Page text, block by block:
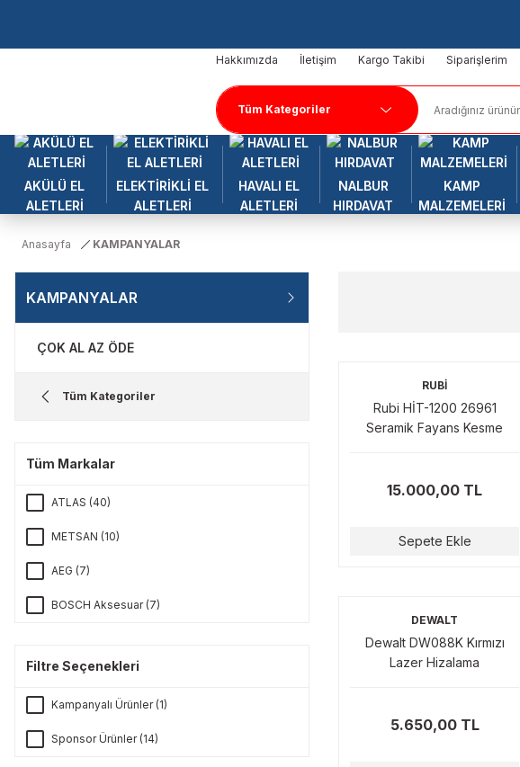
Hakkımızda İletişim Kargo Takibi Siparişlerim
AKÜLÜ EL
ALETLERİ
ELEKTİRİKLİ EL
ALETLERİ
HAVALI EL
ALETLERİ
NALBUR
HIRDAVAT
KAMP
MALZEMELERİ
Anasayfa KAMPANYALAR
KAMPANYALAR
ÇOK AL AZ ÖDE
Tüm Kategoriler
Tüm Markalar
ATLAS (40)
METSAN (10)
AEG (7)
BOSCH Aksesuar (7)
DEWALT (3)
RUBİ (2)
BOSCH MAKİNA (1)
Filtre Seçenekleri
Kampanyalı Ürünler (1)
Sponsor Ürünler (14)
RUBİ
Rubi HİT-1200 26961
Seramik Fayans Kesme
15.000,00 TL
Sepete Ekle
DEWALT
Dewalt DW088K Kırmızı
Lazer Hizalama
5.650,00 TL